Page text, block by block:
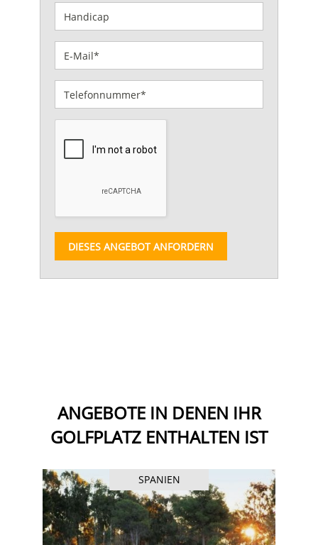
DIESES ANGEBOT ANFORDERN
ANGEBOTE IN DENEN IHR
GOLFPLATZ ENTHALTEN IST
SPANIEN